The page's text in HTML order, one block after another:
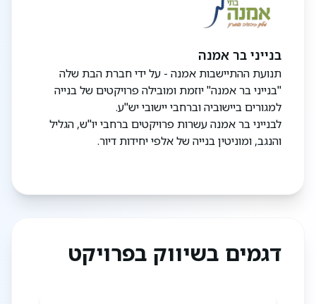
- שימוש באלמנטים עיצוביים
- מפסקי גביס
- חשמל דירתי 25*3
- נקודת חשמל בכל חדר
כהכנה להתקנת מזגן
- שעון שבת
- אסלות תלויות ומיכלים סמויים
חלונות ואלומיניום
בנייני בר אמנה
תנועת ההתיישבות אמנה - על ידי חברת הבת שלה
"בנייני בר אמנה" יוזמת ומובילה פרויקטים של בנייה
למגורים ביישוביה וברחבי יישובי יש"ע.
לבנייני בר אמנה עשרות פרויקטים ברחבי יו"ש, הגליל
והנגב, ומוניטין בנייה של אלפי יחידות דיור.
דגמים בשיווק בפרויקט